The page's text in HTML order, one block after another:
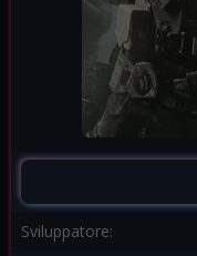
Sviluppatore: